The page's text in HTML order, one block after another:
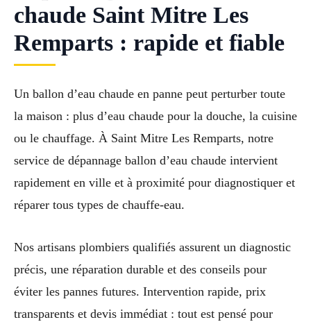
chaude Saint Mitre Les
Remparts : rapide et fiable
Un ballon d’eau chaude en panne peut perturber toute
la maison : plus d’eau chaude pour la douche, la cuisine
ou le chauffage. À Saint Mitre Les Remparts, notre
service de dépannage ballon d’eau chaude intervient
rapidement en ville et à proximité pour diagnostiquer et
réparer tous types de chauffe-eau.
Nos artisans plombiers qualifiés assurent un diagnostic
précis, une réparation durable et des conseils pour
éviter les pannes futures. Intervention rapide, prix
transparents et devis immédiat : tout est pensé pour